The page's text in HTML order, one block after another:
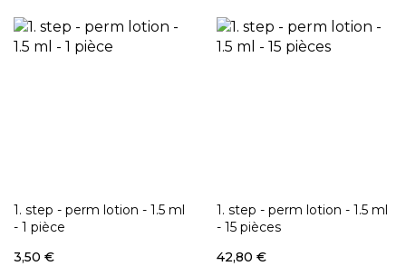
1. step - perm lotion - 1.5 ml
- 1 pièce
3,50 €
1. step - perm lotion - 1.5 ml
- 15 pièces
42,80 €